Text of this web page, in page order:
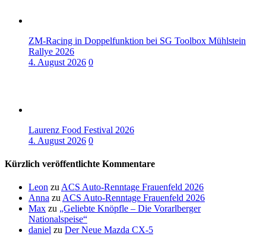
ZM-Racing in Doppelfunktion bei SG Toolbox Mühlstein
Rallye 2026
4. August 2026 0
Laurenz Food Festival 2026
4. August 2026 0
Kürzlich veröffentlichte Kommentare
Leon zu ACS Auto-Renntage Frauenfeld 2026
Anna zu ACS Auto-Renntage Frauenfeld 2026
Max zu „Geliebte Knöpfle – Die Vorarlberger
Nationalspeise“
daniel zu Der Neue Mazda CX-5